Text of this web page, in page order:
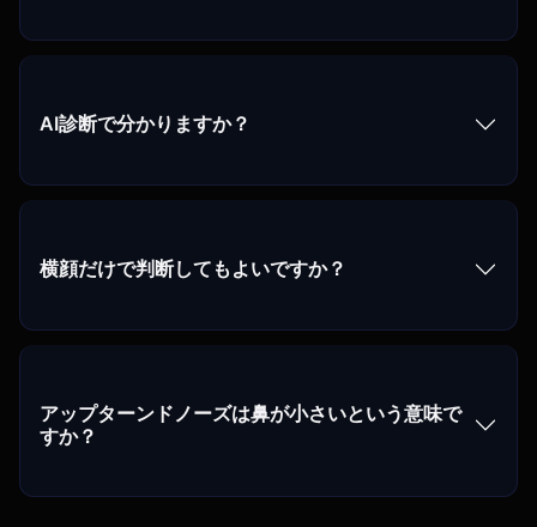
AI診断で分かりますか？
横顔だけで判断してもよいですか？
アップターンドノーズは鼻が小さいという意味で
すか？